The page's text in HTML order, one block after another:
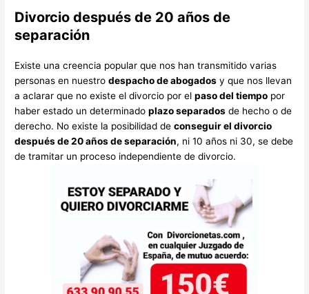
Divorcio después de 20 años de
separación
Existe una creencia popular que nos han transmitido varias
personas en nuestrodespacho de abogados y que nos llevan
a aclarar que no existe el divorcio por elpaso del tiempo por
haber estado un determinadoplazo separados de hecho o de
derecho. No existe la posibilidad deconseguir el divorcio
después de 20 años de separación, ni 10 años ni 30, se debe
de tramitar un proceso independiente de divorcio.